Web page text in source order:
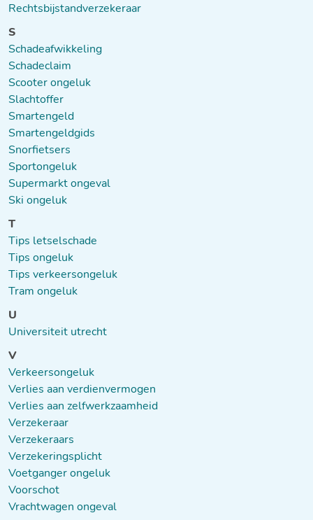
Rechtsbijstandverzekeraar
S
Schadeafwikkeling
Schadeclaim
Scooter ongeluk
Slachtoffer
Smartengeld
Smartengeldgids
Snorfietsers
Sportongeluk
Supermarkt ongeval
Ski ongeluk
T
Tips letselschade
Tips ongeluk
Tips verkeersongeluk
Tram ongeluk
U
Universiteit utrecht
V
Verkeersongeluk
Verlies aan verdienvermogen
Verlies aan zelfwerkzaamheid
Verzekeraar
Verzekeraars
Verzekeringsplicht
Voetganger ongeluk
Voorschot
Vrachtwagen ongeval